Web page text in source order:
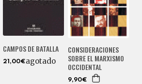
CAMPOS DE BATALLA
21,00€agotado
CONSIDERACIONES
SOBRE EL MARXISMO
OCCIDENTAL
9,90€